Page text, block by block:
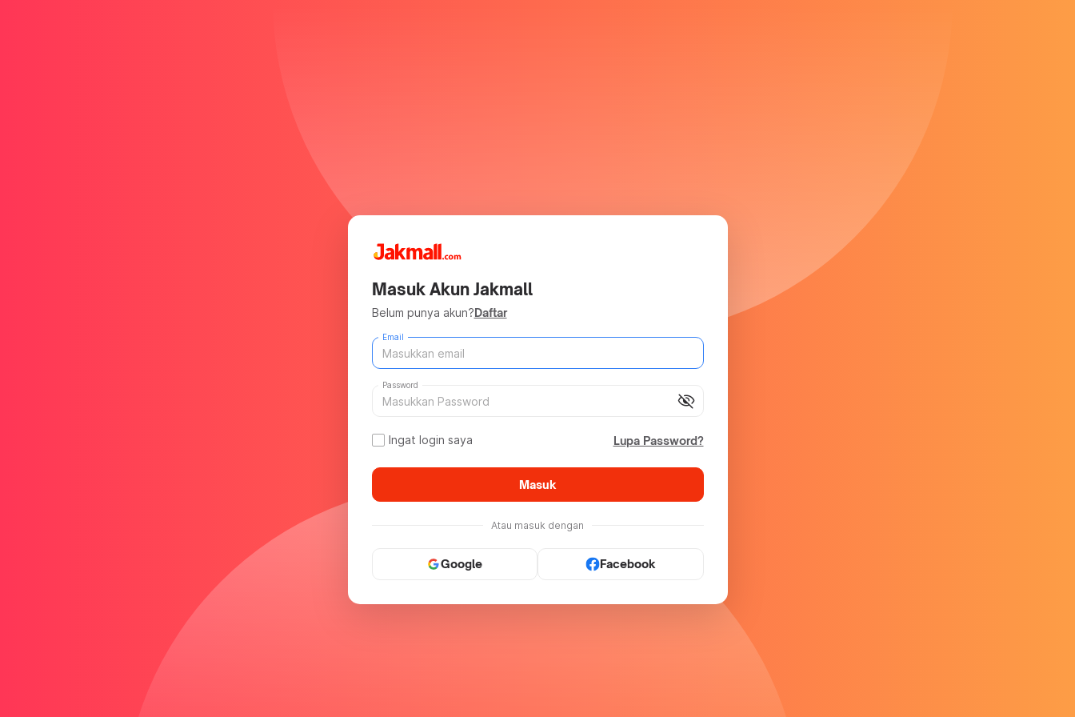
Masuk Akun Jakmall
Belum punya akun?Daftar
Email
visibility_off
Password
Ingat login saya Lupa Password?
Masuk
Atau masuk dengan
Google Facebook